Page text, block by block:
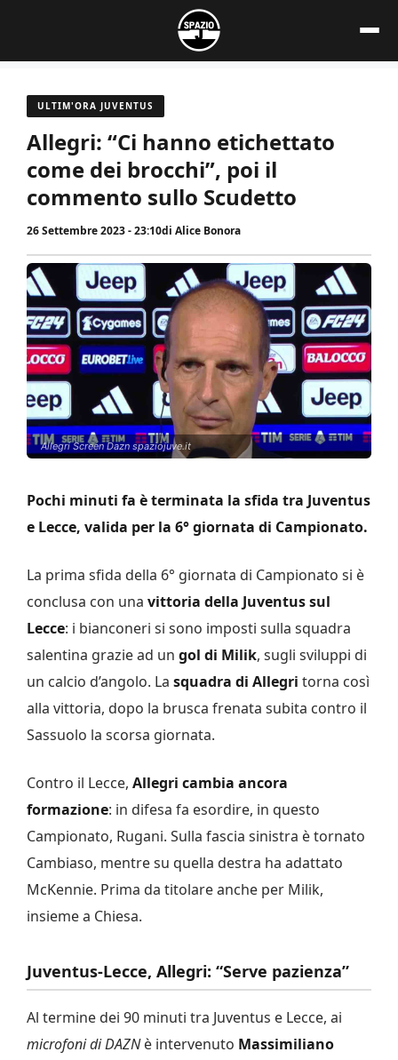
contenuto
ULTIM'ORA JUVENTUS
Allegri: “Ci hanno etichettato
come dei brocchi”, poi il
commento sullo Scudetto
26 Settembre 2023 - 23:10di Alice Bonora
Allegri Screen Dazn spaziojuve.it
Pochi minuti fa è terminata la sfida tra Juventus
e Lecce, valida per la 6° giornata di Campionato.
La prima sfida della 6° giornata di Campionato si è
conclusa con una vittoria della Juventus sul
Lecce: i bianconeri si sono imposti sulla squadra
salentina grazie ad un gol di Milik, sugli sviluppi di
un calcio d’angolo. La squadra di Allegri torna così
alla vittoria, dopo la brusca frenata subita contro il
Sassuolo la scorsa giornata.
Contro il Lecce, Allegri cambia ancora
formazione: in difesa fa esordire, in questo
Campionato, Rugani. Sulla fascia sinistra è tornato
Cambiaso, mentre su quella destra ha adattato
McKennie. Prima da titolare anche per Milik,
insieme a Chiesa.
Juventus-Lecce, Allegri: “Serve pazienza”
Al termine dei 90 minuti tra Juventus e Lecce, ai
microfoni di DAZNè intervenuto Massimiliano